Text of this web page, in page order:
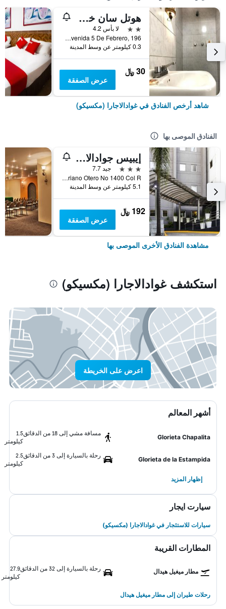
هوتل سان خوان
2 نجمتين
لا بأس 4.2
Avenida 5 De Febrero, 196, غوادالاجارا (مكسيكو), ولاية خاليسكو, المكسيك
0.3 كيلومتر عن وسط المدينة
30 ﷼
عرض الصفقة
شاهد أرخص الفنادق في غوادالاجارا (مكسيكو)
الفنادق الموصى بها
إيبيس جوادالاخارا إكسبو
3 نجوم
جيد 7.7
Av Mariano Otero No 1400 Col R, غوادالاجارا (مكسيكو), ولاية خاليسكو, المكسيك
5.1 كيلومتر عن وسط المدينة
192 ﷼
عرض الصفقة
مشاهدة الفنادق الأخرى الموصى بها
استكشف غوادالاجارا (مكسيكو)
اعرض على الخريطة
أشهر المعالم
Glorieta Chapalita
مسافة مشي إلى 18 من الدقائق
1.5
كيلومتر
Glorieta de la Estampida
رحلة بالسيارة إلى 3 من الدقائق
2.5
كيلومتر
إظهار المزيد
سيارت ايجار
سيارات للاستئجار في غوادالاجارا (مكسيكو)
المطارات القريبة
مطار ميغيل هيدال رحلة بالسيارة إلى 32 من الدقائق
27.9
كيلومتر
رحلات طيران إلى مطار ميغيل هيدال